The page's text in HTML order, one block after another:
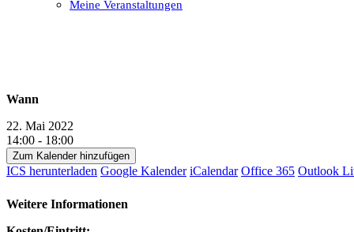
Meine Veranstaltungen
Wann
22. Mai 2022
14:00 - 18:00
Zum Kalender hinzufügen
ICS herunterladen Google Kalender iCalendar Office 365 Outlook
Weitere Informationen